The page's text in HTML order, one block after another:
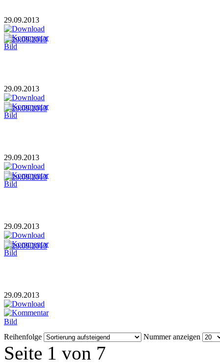
29.09.2013
29.09.2013
29.09.2013
29.09.2013
29.09.2013
Reihenfolge Nummer anzeigen
Seite 1 von 7